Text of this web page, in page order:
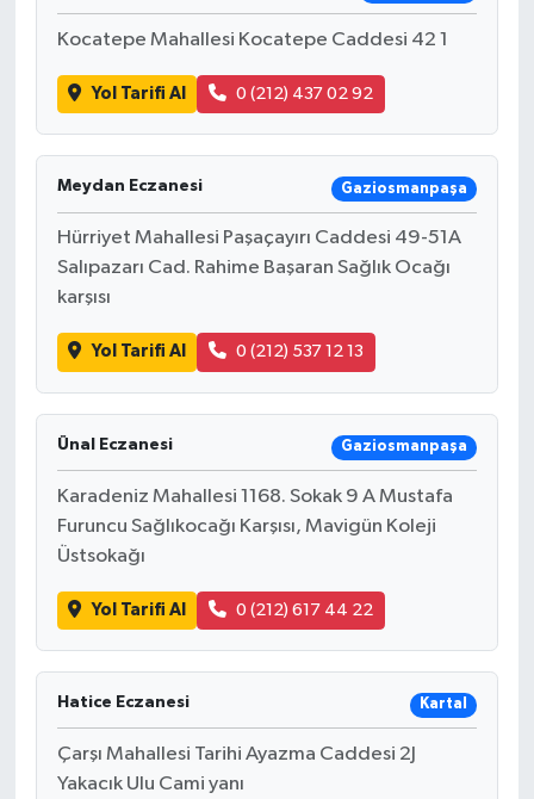
Kocatepe Mahallesi Kocatepe Caddesi 42 1
Yol Tarifi Al 0 (212) 437 02 92
Meydan Eczanesi Gaziosmanpaşa
Hürriyet Mahallesi Paşaçayırı Caddesi 49-51A
Salıpazarı Cad. Rahime Başaran Sağlık Ocağı
karşısı
Yol Tarifi Al 0 (212) 537 12 13
Ünal Eczanesi Gaziosmanpaşa
Karadeniz Mahallesi 1168. Sokak 9 A Mustafa
Furuncu Sağlıkocağı Karşısı, Mavigün Koleji
Üstsokağı
Yol Tarifi Al 0 (212) 617 44 22
Hatice Eczanesi Kartal
Çarşı Mahallesi Tarihi Ayazma Caddesi 2J
Yakacık Ulu Cami yanı